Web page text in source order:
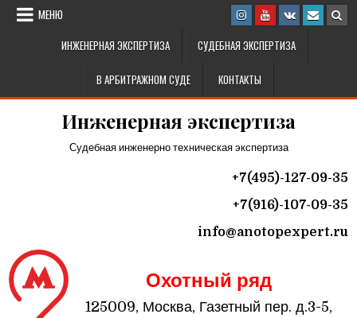
Перейти к содержимому
МЕНЮ
ИНЖЕНЕРНАЯ ЭКСПЕРТИЗА
СУДЕБНАЯ ЭКСПЕРТИЗА
В АРБИТРАЖНОМ СУДЕ КОНТАКТЫ
Инженерная экспертиза
Судебная инженерно техническая экспертиза
+7(495)-127-09-35
+7(916)-107-09-35
info@anotopexpert.ru
Охотный ряд
125009, Москва, Газетный пер. д.3-5,